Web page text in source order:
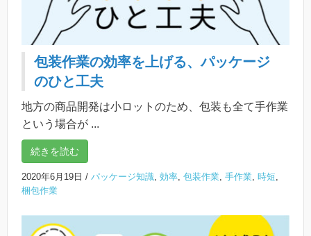
包装作業の効率を上げる、パッケージ
のひと工夫
地方の商品開発は小ロットのため、包装も全て手作業
という場合が ...
続きを読む
2020年6月19日 / パッケージ知識, 効率, 包装作業, 手作業, 時短,
梱包作業